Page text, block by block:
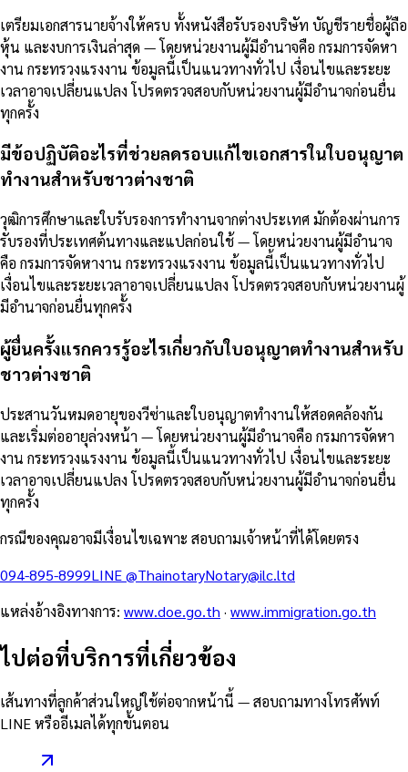
เตรียมเอกสารนายจ้างให้ครบ ทั้งหนังสือรับรองบริษัท บัญชีรายชื่อผู้ถือ
หุ้น และงบการเงินล่าสุด — โดยหน่วยงานผู้มีอำนาจคือ กรมการจัดหา
งาน กระทรวงแรงงาน ข้อมูลนี้เป็นแนวทางทั่วไป เงื่อนไขและระยะ
เวลาอาจเปลี่ยนแปลง โปรดตรวจสอบกับหน่วยงานผู้มีอำนาจก่อนยื่น
ทุกครั้ง
มีข้อปฏิบัติอะไรที่ช่วยลดรอบแก้ไขเอกสารในใบอนุญาต
ทำงานสำหรับชาวต่างชาติ
วุฒิการศึกษาและใบรับรองการทำงานจากต่างประเทศ มักต้องผ่านการ
รับรองที่ประเทศต้นทางและแปลก่อนใช้ — โดยหน่วยงานผู้มีอำนาจ
คือ กรมการจัดหางาน กระทรวงแรงงาน ข้อมูลนี้เป็นแนวทางทั่วไป
เงื่อนไขและระยะเวลาอาจเปลี่ยนแปลง โปรดตรวจสอบกับหน่วยงานผู้
มีอำนาจก่อนยื่นทุกครั้ง
ผู้ยื่นครั้งแรกควรรู้อะไรเกี่ยวกับใบอนุญาตทำงานสำหรับ
ชาวต่างชาติ
ประสานวันหมดอายุของวีซ่าและใบอนุญาตทำงานให้สอดคล้องกัน
และเริ่มต่ออายุล่วงหน้า — โดยหน่วยงานผู้มีอำนาจคือ กรมการจัดหา
งาน กระทรวงแรงงาน ข้อมูลนี้เป็นแนวทางทั่วไป เงื่อนไขและระยะ
เวลาอาจเปลี่ยนแปลง โปรดตรวจสอบกับหน่วยงานผู้มีอำนาจก่อนยื่น
ทุกครั้ง
กรณีของคุณอาจมีเงื่อนไขเฉพาะ สอบถามเจ้าหน้าที่ได้โดยตรง
094-895-8999LINE@ThainotaryNotary@ilc.ltd
แหล่งอ้างอิงทางการ: www.doe.go.th · www.immigration.go.th
ไปต่อที่บริการที่เกี่ยวข้อง
เส้นทางที่ลูกค้าส่วนใหญ่ใช้ต่อจากหน้านี้ — สอบถามทางโทรศัพท์
LINE หรืออีเมลได้ทุกขั้นตอน